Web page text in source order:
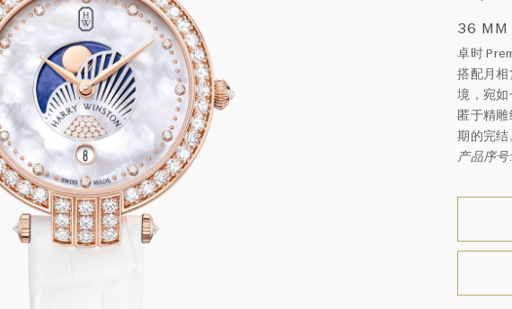
36 MM
卓时
搭配月
境，宛
匿于精
期的完结
产品序